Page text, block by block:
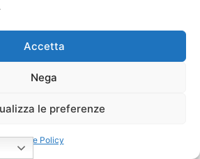
Accetta
Nega
le preferenze
Cookie Policy